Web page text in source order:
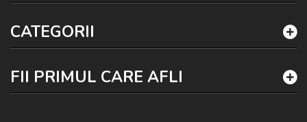
CATEGORII
FII PRIMUL CARE AFLI